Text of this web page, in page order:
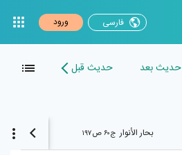
فارسی ورود
حدیث بعد حدیث قبل
بحار الأنوار ج۶۰ ص۱۹۷ بحار الأنوار